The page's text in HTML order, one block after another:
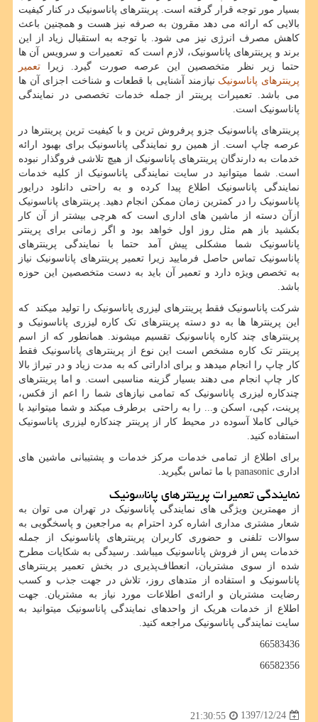
بسیار مور توجه قرار گرفته است. پرینترهای پاناسونیک در کنار کیفیت
بالایی که ارائه می دهد مقرون به صرفه نیز هست و همچنین باعث
کاهش مصرف انرژی نیز می شود. با توجه به استقبال زیاد از این
برند و پرینترهای پاناسونیک، لازم است که تعمیرات و سرویس آن ها
حتما زیر نظر متخصصین این عرصه صورت گیرد. زیرا تعمیر
پرینترهای پاناسونیک نیازمند آشنایی با قطعات و شناخت اجزای آن ها
می باشد. تعمیرات پرینتر از جمله خدمات تخصصی در نمایندگی
پاناسونیک است.
پرینترهای پاناسونیک جزو پرفروش ترین و با کیفیت ترین پرینترها در
عرصه چاپ است. از همین رو نمایندگی پاناسونیک برای بهبود ارائه
خدمات به دارندگان پرینترهای پاناسونیک از هیچ تلاشی فروگذار نبوده
است. شما میتوانید در سایت نمایندگی پاناسونیک از کلیه خدمات
نمایندگی پاناسونیک اطلاع پیدا کرده و به راحتی دانلود درایور
پاناسونیک را در کمترین زمان ممکن انجام دهید. پرینترهای پاناسونیک
ازآن دسته از ماشین های اداری است که هرچی بیشتر از آن کار
بکشید باز هم مثل روز اول خواهد بود و اگر زمانی برای پرینتر
پاناسونیک شما مشکلی پیش آمد حتما با نمایندگی پرینترهای
پاناسونیک تماس حاصل فرمایید زیرا تعمیر پرینترهای پاناسونیک نیاز
به تخصص ویژه دارد و تعمیر آن باید به دست متخصصین این حوزه
باشد.
شرکت پاناسونیک فقط پرینترهای لیزری پاناسونیک را تولید میکند که
این پرینترها ها به دو دسته پرینترهای تک کاره لیزری پاناسونیک و
پرینترهای چند کاره پاناسونیک تقسیم میشوند. همانطور که از اسم
پرینتر تک کاره مشخص است این نوع از پرینترهای پاناسونیک فقط
کار چاپ را انجام میدهد و برای اداراتی که به مدت زیاد و در تیراژ بالا
کار چاپ انجام می دهند بسیار گزینه مناسبی است. و اما پرینترهای
چندکاره لیزری پاناسونیک که تمامی نیازهای شما را اعم از فکس،
پرینت، کپی، اسکن و... را به راحتی برطرف میکند و شما میتوانید با
خیالی کاملا آسوده در محیط کار از پرینتر چندکاره لیزری پاناسونیک
استفاده کنید.
برای اطلاع از تمامی خدمات مرکز خدمات و پشتیبانی ماشین های
اداری panasonic با ما تماس بگیرید.
نمایندگی تعمیرات پرینترهای پاناسونیک
از مهمترین ویژگی های نمایندگی پاناسونیک در تهران می توان به
شعار مشتری مداری اشاره کرد احترام به مراجعین و پاسخگویی به
سوالات تلفنی و حضوری کاربران پرینترهای پاناسونیک از جمله
خدمات پس از فروش پاناسونیک میباشد. رسیدگی به شکایات مطرح
شده از سوی مشتریان، انعطاف‌پذیری در بخش تعمیر پرینترهای
پاناسونیک و استفاده از متدهای روز، تلاش در جهت جذب و کسب
رضایت مشتریان و ارائه‌ی اطلاعات مورد نیاز به مشتریان. جهت
اطلاع از خدمات هریک از واحدهای نمایندگی پاناسونیک میتوانید به
سایت نمایندگی پاناسونیک مراجعه کنید.
66583436
66582356
1397/12/24
21:30:55